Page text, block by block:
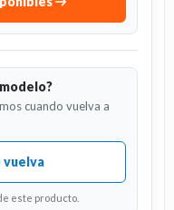
cuando vuelva a
vuelva
este producto.